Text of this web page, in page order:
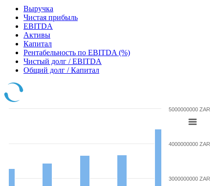
Выручка
Чистая прибыль
EBITDA
Активы
Капитал
Рентабельность по EBITDA (%)
Чистый долг / EBITDA
Общий долг / Капитал
3000000000 ZAR
4000000000 ZAR
5000000000 ZAR